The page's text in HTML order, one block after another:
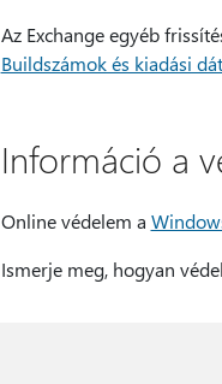
Az Exchange egyéb
Buildszámok és kiadási
Információ a
Online védelem a
Ismerje meg, hogyan